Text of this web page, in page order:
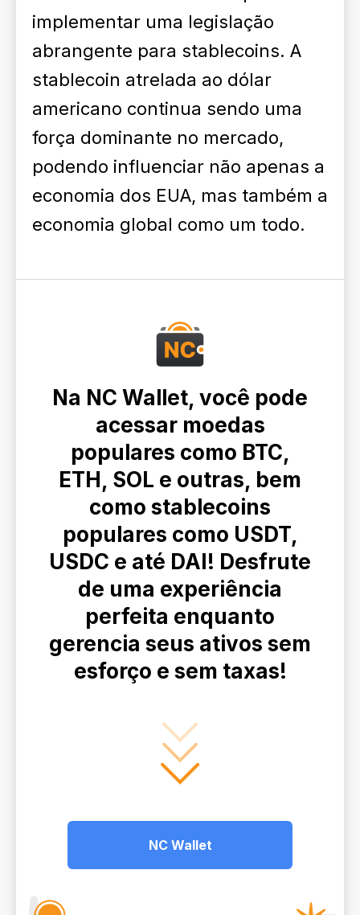
implementar uma legislação
abrangente para stablecoins. A
stablecoin atrelada ao dólar
americano continua sendo uma
força dominante no mercado,
podendo influenciar não apenas a
economia dos EUA, mas também a
economia global como um todo.
Na NC Wallet, você pode
acessar moedas
populares como BTC,
ETH, SOL e outras, bem
como stablecoins
populares como USDT,
USDC e até DAI! Desfrute
de uma experiência
perfeita enquanto
gerencia seus ativos sem
esforço e sem taxas!
NC Wallet